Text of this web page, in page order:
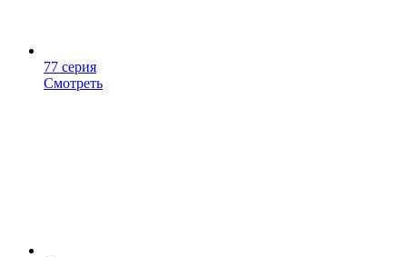
77 серия
Смотреть